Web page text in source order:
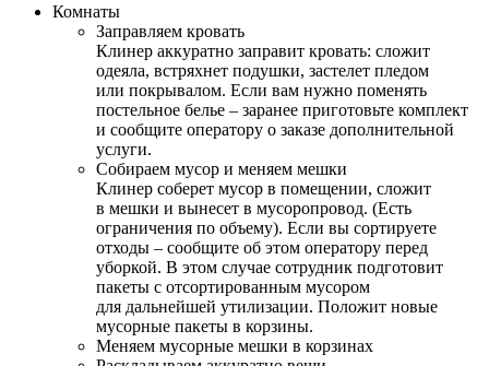
Комнаты
Заправляем кровать
Клинер аккуратно заправит кровать: сложит
одеяла, встряхнет подушки, застелет пледом
или покрывалом. Если вам нужно поменять
постельное белье – заранее приготовьте комплект
и сообщите оператору о заказе дополнительной
услуги.
Собираем мусор и меняем мешки
Клинер соберет мусор в помещении, сложит
в мешки и вынесет в мусоропровод. (Есть
ограничения по объему). Если вы сортируете
отходы – сообщите об этом оператору перед
уборкой. В этом случае сотрудник подготовит
пакеты с отсортированным мусором
для дальнейшей утилизации. Положит новые
мусорные пакеты в корзины.
Меняем мусорные мешки в корзинах